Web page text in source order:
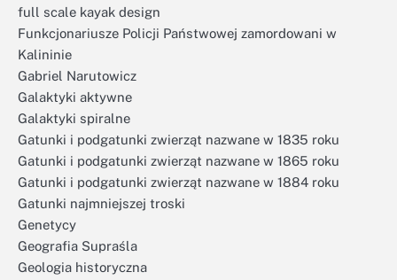
full scale kayak design
Funkcjonariusze Policji Państwowej zamordowani w
Kalininie
Gabriel Narutowicz
Galaktyki aktywne
Galaktyki spiralne
Gatunki i podgatunki zwierząt nazwane w 1835 roku
Gatunki i podgatunki zwierząt nazwane w 1865 roku
Gatunki i podgatunki zwierząt nazwane w 1884 roku
Gatunki najmniejszej troski
Genetycy
Geografia Supraśla
Geologia historyczna